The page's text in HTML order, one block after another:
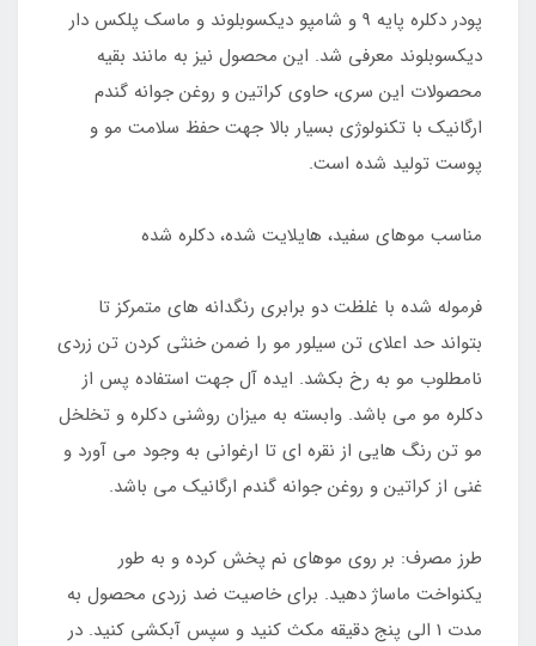
پودر دکلره پایه 9 و شامپو دیکسوبلوند و ماسک پلکس دار
دیکسوبلوند معرفی شد. این محصول نیز به مانند بقیه
محصولات این سری، حاوی کراتین و روغن جوانه گندم
ارگانیک با تکنولوژی بسیار بالا جهت حفظ سلامت مو و
پوست تولید شده است.
مناسب موهای سفید، هایلایت شده، دکلره شده
فرموله شده با غلظت دو برابری رنگدانه های متمرکز تا
بتواند حد اعلای تن سیلور مو را ضمن خنثی کردن تن زردی
نامطلوب مو به رخ بکشد. ایده آل جهت استفاده پس از
دکلره مو می باشد. وابسته به میزان روشنی دکلره و تخلخل
مو تن رنگ هایی از نقره ای تا ارغوانی به وجود می آورد و
غنی از کراتین و روغن جوانه گندم ارگانیک می باشد.
طرز مصرف: بر روی موهای نم پخش کرده و به طور
یکنواخت ماساژ دهید. برای خاصیت ضد زردی محصول به
مدت 1 الی پنج دقیقه مکث کنید و سپس آبکشی کنید. در